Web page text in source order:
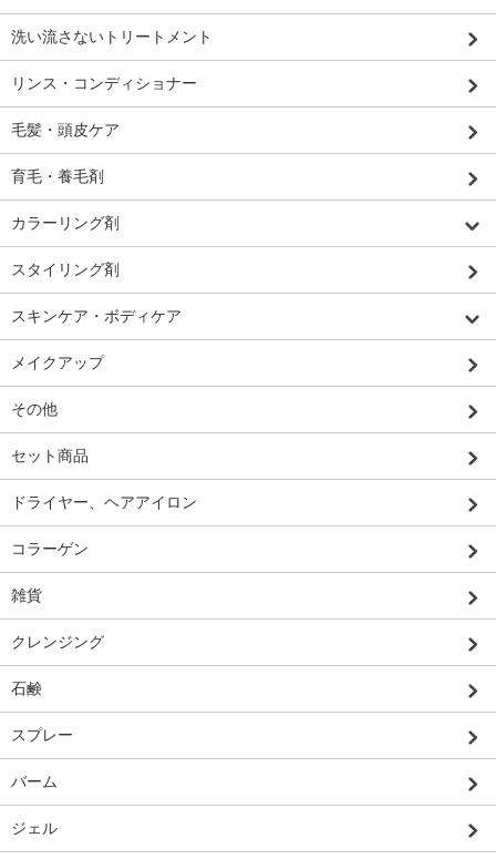
洗い流さないトリートメント
リンス・コンディショナー
毛髪・頭皮ケア
育毛・養毛剤
カラーリング剤
スタイリング剤
スキンケア・ボディケア
メイクアップ
その他
セット商品
ドライヤー、ヘアアイロン
コラーゲン
雑貨
クレンジング
石鹸
スプレー
バーム
ジェル